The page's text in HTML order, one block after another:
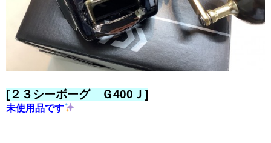
[２３シーボーグ Ｇ400Ｊ]
未使用品です